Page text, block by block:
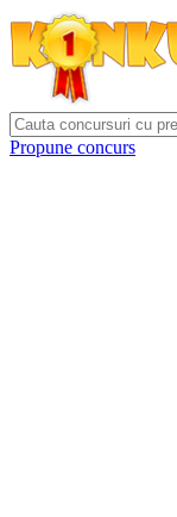
Propune concurs